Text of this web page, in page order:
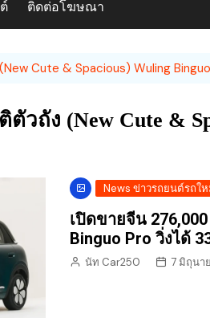
ติดต่อโฆษณา
Cute & Spacious) Wuling
วถัง (New Cute &
News ข่าวรถยนต์รถใ
เปิดขายจีน
Binguo Pro วิ่งได้
นัท Car250 7 มิถุนา